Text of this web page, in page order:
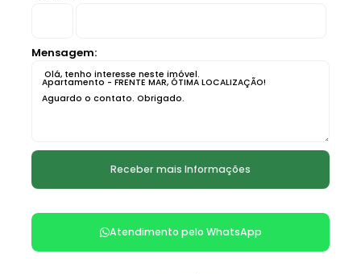
Mensagem:
Atendimento pelo WhatsApp